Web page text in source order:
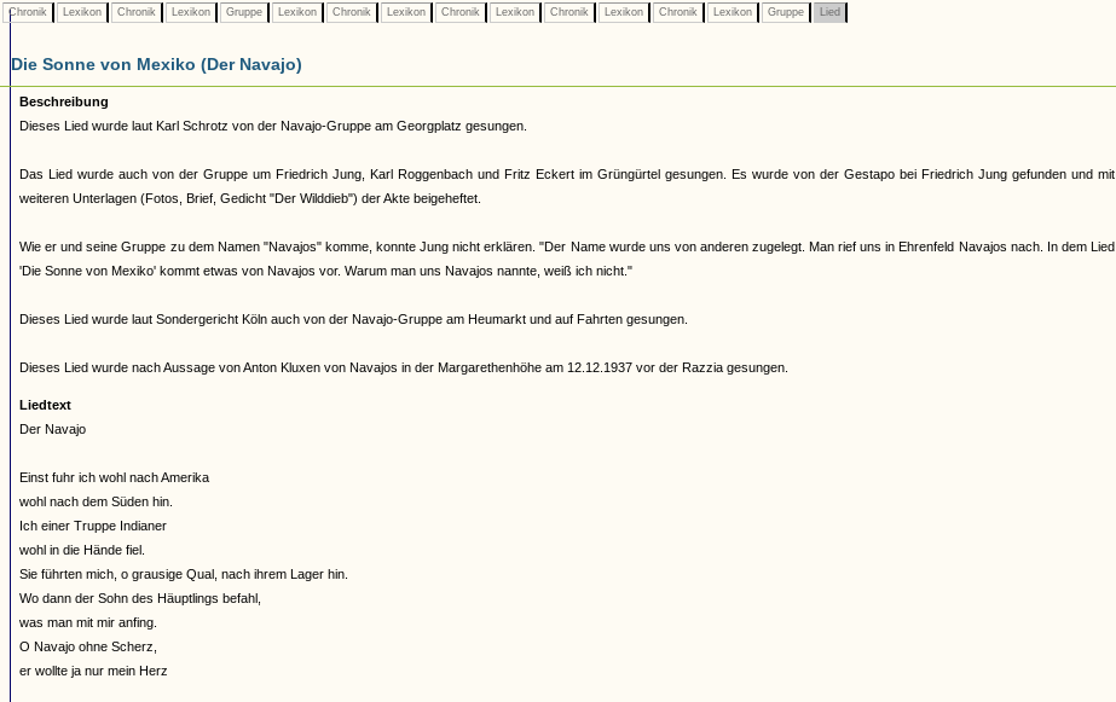
Chronik Lexikon Chronik Lexikon Gruppe Lexikon Chronik Lexikon Chronik Lexikon Chronik Lexikon Chronik Lexikon Gruppe Lied
Die Sonne von Mexiko (Der Navajo)
Beschreibung
Dieses Lied wurde laut Karl Schrotz von der Navajo-Gruppe am Georgplatz gesungen.
Das Lied wurde auch von der Gruppe um Friedrich Jung, Karl Roggenbach und Fritz Eckert im Grüngürtel gesungen. Es wurde von der Gestapo bei Friedrich Jung gefunden und mit
weiteren Unterlagen (Fotos, Brief, Gedicht "Der Wilddieb") der Akte beigeheftet.
Wie er und seine Gruppe zu dem Namen "Navajos" komme, konnte Jung nicht erklären. "Der Name wurde uns von anderen zugelegt. Man rief uns in Ehrenfeld Navajos nach. In dem Lied
'Die Sonne von Mexiko' kommt etwas von Navajos vor. Warum man uns Navajos nannte, weiß ich nicht."
Dieses Lied wurde laut Sondergericht Köln auch von der Navajo-Gruppe am Heumarkt und auf Fahrten gesungen.
Dieses Lied wurde nach Aussage von Anton Kluxen von Navajos in der Margarethenhöhe am 12.12.1937 vor der Razzia gesungen.
Liedtext
Der Navajo
Einst fuhr ich wohl nach Amerika
wohl nach dem Süden hin.
Ich einer Truppe Indianer
wohl in die Hände fiel.
Sie führten mich, o grausige Qual, nach ihrem Lager hin.
Wo dann der Sohn des Häuptlings befahl,
was man mit mir anfing.
O Navajo ohne Scherz,
er wollte ja nur mein Herz